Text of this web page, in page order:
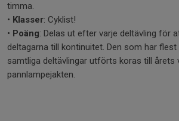
timma.
• Klasser: Cyklist!
• Poäng: Delas ut efter varje deltävling för
deltagarna till kontinuitet. Den som har
samtliga deltävlingar utförts koras till årets
pannlampejakten.